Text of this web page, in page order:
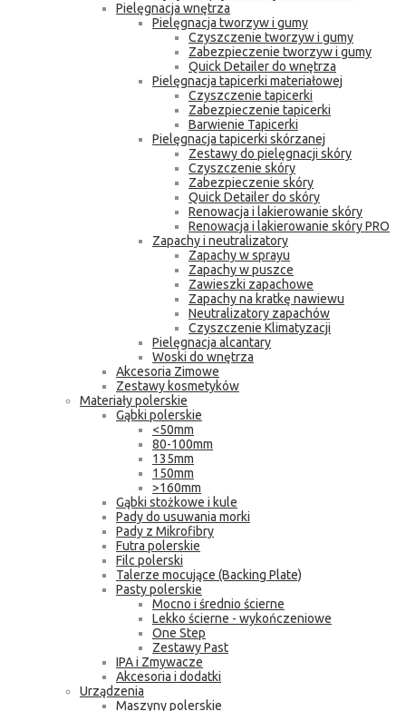
Pielęgnacja wnętrza
Pielęgnacja tworzyw i gumy
Czyszczenie tworzyw i gumy
Zabezpieczenie tworzyw i gumy
Quick Detailer do wnętrza
Pielęgnacja tapicerki materiałowej
Czyszczenie tapicerki
Zabezpieczenie tapicerki
Barwienie Tapicerki
Pielęgnacja tapicerki skórzanej
Zestawy do pielęgnacji skóry
Czyszczenie skóry
Zabezpieczenie skóry
Quick Detailer do skóry
Renowacja i lakierowanie skóry
Renowacja i lakierowanie skóry PRO
Zapachy i neutralizatory
Zapachy w sprayu
Zapachy w puszce
Zawieszki zapachowe
Zapachy na kratkę nawiewu
Neutralizatory zapachów
Czyszczenie Klimatyzacji
Pielęgnacja alcantary
Woski do wnętrza
Akcesoria Zimowe
Zestawy kosmetyków
Materiały polerskie
Gąbki polerskie
<50mm
80-100mm
135mm
150mm
>160mm
Gąbki stożkowe i kule
Pady do usuwania morki
Pady z Mikrofibry
Futra polerskie
Filc polerski
Talerze mocujące (Backing Plate)
Pasty polerskie
Mocno i średnio ścierne
Lekko ścierne - wykończeniowe
One Step
Zestawy Past
IPA i Zmywacze
Akcesoria i dodatki
Urządzenia
Maszyny polerskie